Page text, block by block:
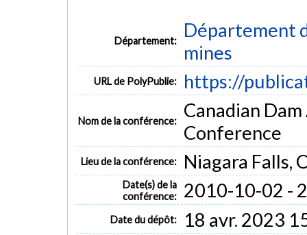
Département:
Département
mines
URL de PolyPublie: https://
Nom de la conférence:
Canadian
Conference
Lieu de la conférence: Niagara Falls,
Date(s) de la
conférence:
2010-10-02 -
Date du dépôt: 18 avr. 2023